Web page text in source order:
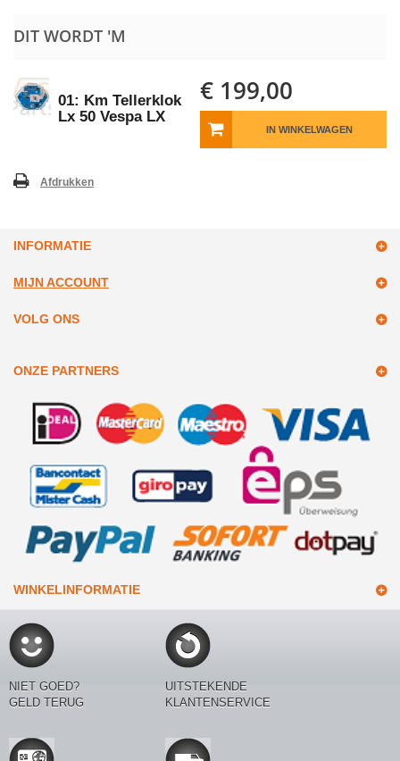
DIT WORDT 'M
01: Km Tellerklok
Lx 50 Vespa LX
€ 199,00
IN WINKELWAGEN
Afdrukken
INFORMATIE
MIJN ACCOUNT
VOLG ONS
ONZE PARTNERS
WINKELINFORMATIE
NIET GOED?
GELD TERUG
UITSTEKENDE
KLANTENSERVICE